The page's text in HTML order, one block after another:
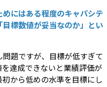
にはある程度のキャパシテ
標数値が妥当なのか」とい
題ですが、目標が低すぎて
達成できないと業績評価が
から低めの水準を目標にし